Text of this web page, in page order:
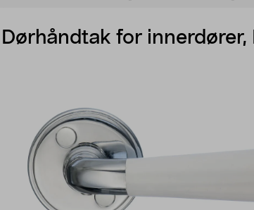
Dørhåndtak for innerdører,